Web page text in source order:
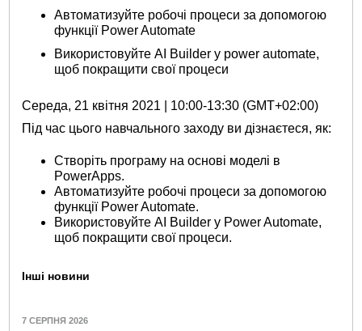
Автоматизуйте робочі процеси за допомогою
функції Power Automate
Використовуйте AI Builder у power automate,
щоб покращити свої процеси
Середа, 21 квітня 2021 | 10:00-13:30 (GMT+02:00)
Під час цього навчального заходу ви дізнаєтеся, як:
Створіть програму на основі моделі в
PowerApps.
Автоматизуйте робочі процеси за допомогою
функції Power Automate.
Використовуйте AI Builder у Power Automate,
щоб покращити свої процеси.
Інші новини
7 СЕРПНЯ 2026